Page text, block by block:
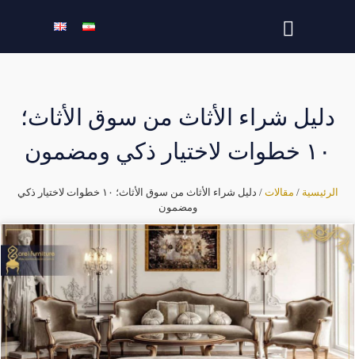
دليل شراء الأثاث من سوق الأثاث؛
١٠ خطوات لاختيار ذكي ومضمون
الرئيسية / مقالات
/ دليل شراء الأثاث من سوق الأثاث؛ ١٠ خطوات لاختيار ذكي
ومضمون